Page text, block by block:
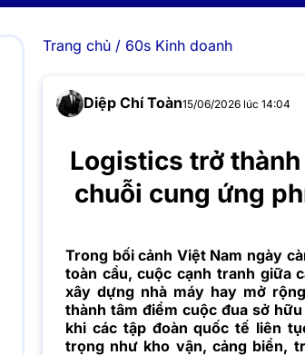
Trang chủ/ 60s Kinh doanh
Diệp Chí Toàn15/06/2026 lúc 14:04
Logistics trở
chuỗi cung ứng
Trong bối cảnh Việt Nam ngày
toàn cầu, cuộc cạnh tranh giữa
xây dựng nhà máy hay mở
thành tâm điểm cuộc đua sở
khi các tập đoàn quốc tế liên
trọng như kho vận, cảng biển,